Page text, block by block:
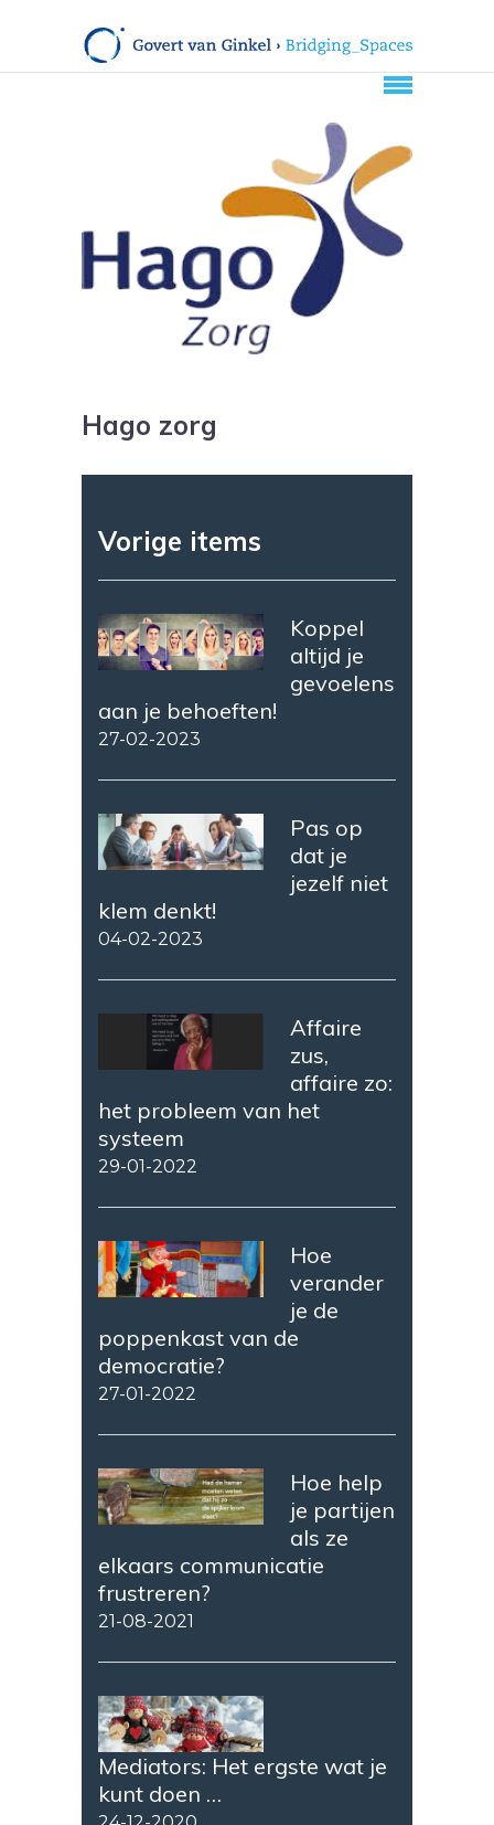
Hago zorg
Vorige items
Koppel
altijd je
gevoelens
aan je behoeften!
27-02-2023
Pas op
dat je
jezelf niet
klem denkt!
04-02-2023
Affaire
zus,
affaire zo:
het probleem van het
systeem
29-01-2022
Hoe
verander
je de
poppenkast van de
democratie?
27-01-2022
Hoe help
je partijen
als ze
elkaars communicatie
frustreren?
21-08-2021
Mediators: Het ergste wat je
kunt doen …